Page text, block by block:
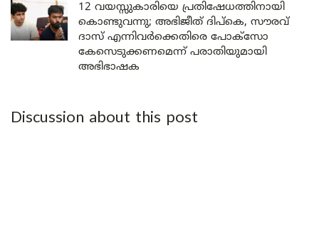
12 വയസ്സുകാരിയെ പ്രതിഷേധത്തിനായി
കൊണ്ടുവന്നു; അഭിജീത് ദിപ്കെ, സൗരവ്
ദാസ് എന്നിവർക്കെതിരെ പോക്സോ
കേസെടുക്കണമെന്ന് പരാതിയുമായി
അഭിഭാഷക
Discussion about this post